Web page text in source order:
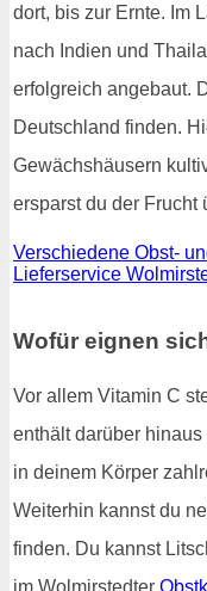
dort, bis zur Ernte. Im
nach Indien und
erfolgreich angebaut.
Deutschland finden.
Gewächshäusern
ersparst du der Frucht
Verschiedene Obst-
Lieferservice
Wofür eignen
Vor allem Vitamin C
enthält darüber
in deinem Körper
Weiterhin kannst du
finden. Du kannst
im Wolmirstedter